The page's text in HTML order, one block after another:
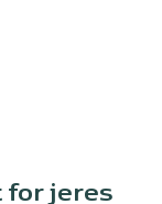
for jeres